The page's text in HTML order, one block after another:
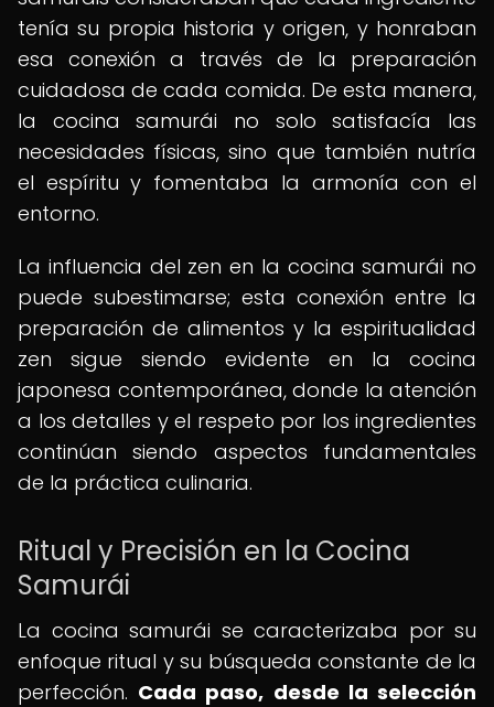
tenía su propia historia y origen, y honraban
esa conexión a través de la preparación
cuidadosa de cada comida. De esta manera,
la cocina samurái no solo satisfacía las
necesidades físicas, sino que también nutría
el espíritu y fomentaba la armonía con el
entorno.
La influencia del zen en la cocina samurái no
puede subestimarse; esta conexión entre la
preparación de alimentos y la espiritualidad
zen sigue siendo evidente en la cocina
japonesa contemporánea, donde la atención
a los detalles y el respeto por los ingredientes
continúan siendo aspectos fundamentales
de la práctica culinaria.
Ritual y Precisión en la Cocina
Samurái
La cocina samurái se caracterizaba por su
enfoque ritual y su búsqueda constante de la
perfección. Cada paso, desde la selección